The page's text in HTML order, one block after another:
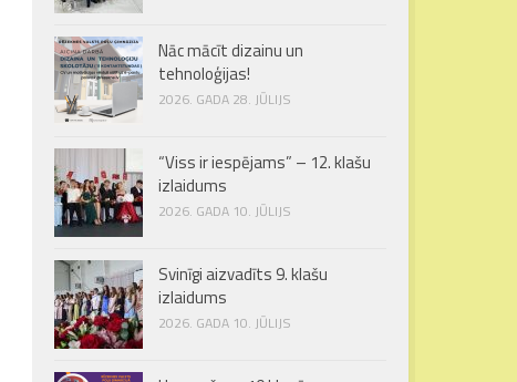
Nāc mācīt dizainu un
tehnoloģijas!
2026. GADA 28. JŪLIJS
“Viss ir iespējams” – 12. klašu
izlaidums
2026. GADA 10. JŪLIJS
Svinīgi aizvadīts 9. klašu
izlaidums
2026. GADA 10. JŪLIJS